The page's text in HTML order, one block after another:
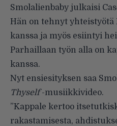
Smolalienbaby julkaisi
Hän on tehnyt yhteistyötä
kanssa ja myös esiintyi
Parhaillaan työn alla on
kanssa.
Nyt ensiesityksen saa
Thyself-musiikkivideo.
”Kappale kertoo
rakastamisesta,